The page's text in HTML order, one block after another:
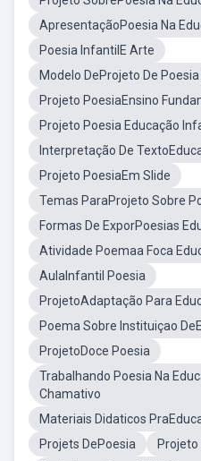
ApresentaçãoPoesia Na
Poesia InfantilE Arte
Modelo DeProjeto De
Projeto PoesiaEnsino
Projeto Poesia Educação
Interpretação De
Projeto PoesiaEm Slide
Temas ParaProjeto Sobre
Formas De ExporPoesias
Atividade Poemaa Foca
AulaInfantil Poesia
ProjetoAdaptação Para
Poema Sobre Instituiçao
ProjetoDoce Poesia
Trabalhando Poesia Na
Chamativo
Materiais Didaticos
Projets DePoesia
Projeto